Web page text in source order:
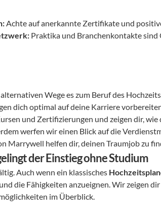
Achte auf anerkannte Zertifikate und
Praktika und Branchenkontakte sind
Wege es zum Beruf des
dich optimal auf deine Karriere
und Zertifizierungen und zeigen dir, wie
werfen wir einen Blick auf die
Marrywell helfen dir, deinen Traumjob zu
der Einstieg ohne Studium
Auch wenn ein klassisches
die Fähigkeiten anzueignen. Wir zeigen
im Überblick.